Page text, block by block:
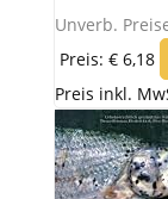
Unverb.
Preis: € 6,18
Preis inkl.